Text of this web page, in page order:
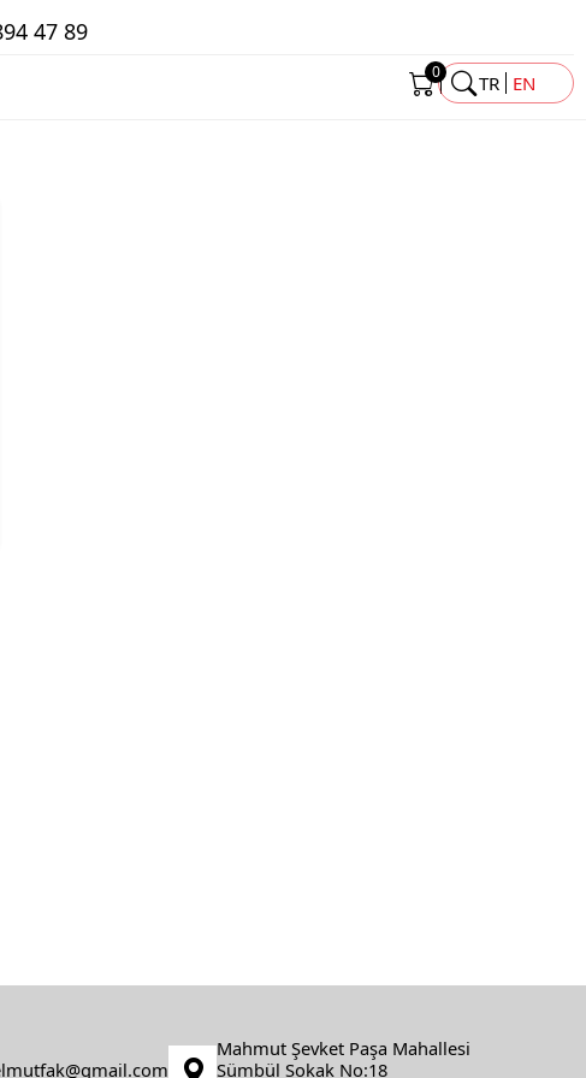
47 89
0 TR EN
Mahmut Şevket Paşa Mahallesi
Sümbül Sokak No:18